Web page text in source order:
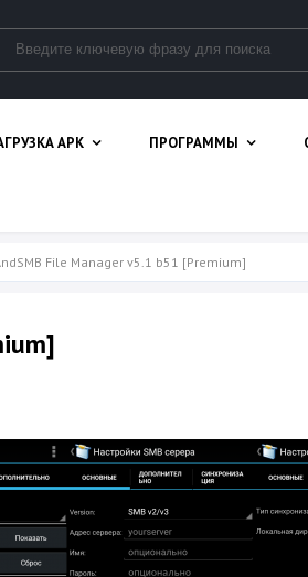
APK ПРОГРАММЫ
File Manager v5.1 b51 [Premium]